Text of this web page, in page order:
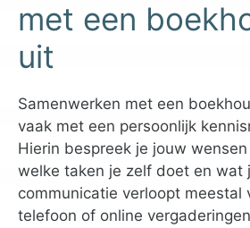
met een
uit
Samenwerken met een
vaak met een persoonlijk
Hierin bespreek je jouw
welke taken je zelf doet en wat
communicatie verloopt meestal
telefoon of online